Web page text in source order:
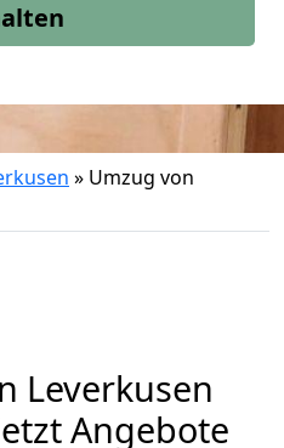
» Umzug von
Leverkusen
Angebote